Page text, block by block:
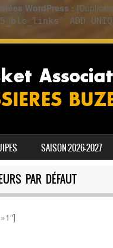
WordPress :
ADD
SAISON 2026-2027
PAR DÉFAUT